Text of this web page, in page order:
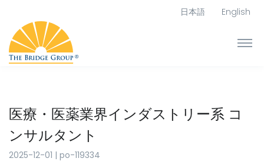
日本語 English
医療・医薬業界インダストリー系 コ
ンサルタント
2025-12-01 | po-119334